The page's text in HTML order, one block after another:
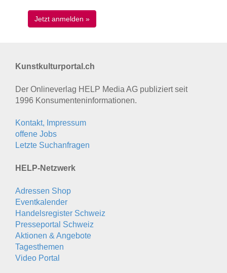
Kunstkulturportal.ch
Der Onlineverlag HELP Media AG publiziert seit
1996 Konsumenten­informationen.
Kontakt, Impressum
offene Jobs
Letzte Suchanfragen
HELP-Netzwerk
Adressen Shop
Eventkalender
Handelsregister Schweiz
Presseportal Schweiz
Aktionen & Angebote
Tagesthemen
Video Portal